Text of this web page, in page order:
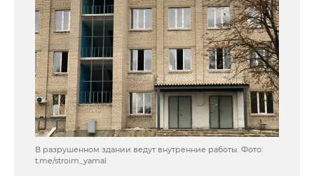
В разрушенном здании ведут внутренние работы. Фото:
t.me/stroim_yamal